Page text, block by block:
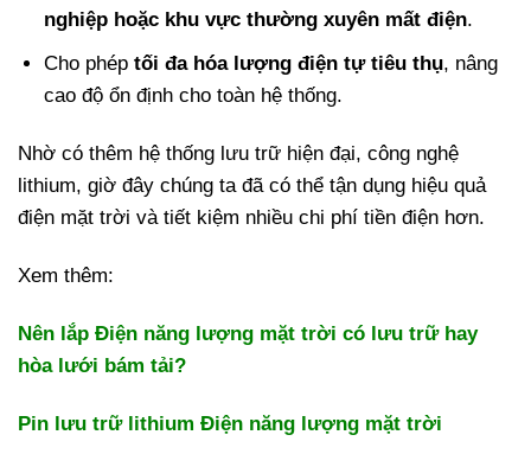
nghiệp hoặc khu vực thường xuyên mất điện.
Cho phéptối đa hóa lượng điện tự tiêu thụ, nâng
cao độ ổn định cho toàn hệ thống.
Nhờ có thêm hệ thống lưu trữ hiện đại, công nghệ
lithium, giờ đây chúng ta đã có thể tận dụng hiệu quả
điện mặt trời và tiết kiệm nhiều chi phí tiền điện hơn.
Xem thêm:
Nên lắp Điện năng lượng mặt trời có lưu trữ hay
hòa lưới bám tải?
Pin lưu trữ lithium Điện năng lượng mặt trời